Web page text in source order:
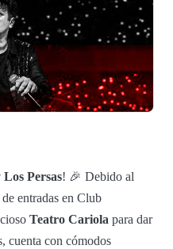
Persas! 🎉 Debido al
entradas en Club
Teatro Cariola para dar
cuenta con cómodos